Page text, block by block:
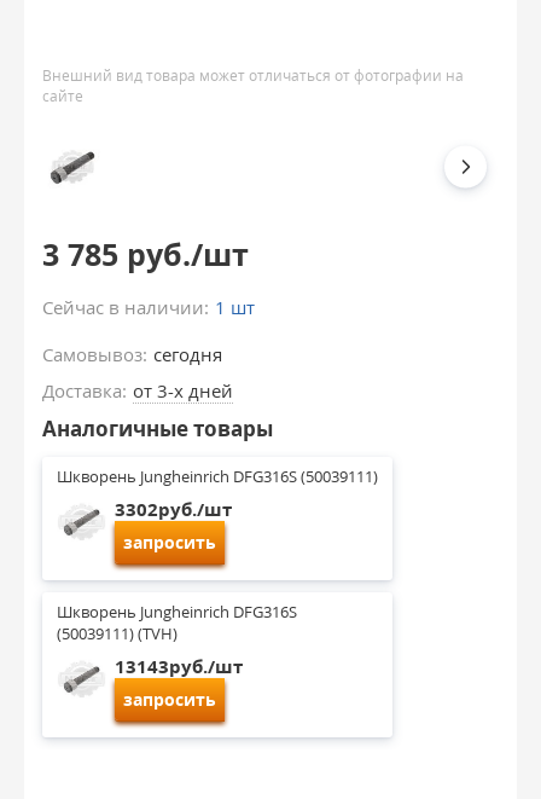
Внешний вид товара может отличаться от фотографии на
сайте
3 785 руб./шт
Сейчас в наличии: 1 шт
Самовывоз: сегодня
Доставка: от 3-х дней
Аналогичные товары
Шкворень Jungheinrich DFG316S (50039111)
3302руб./шт
запросить
Шкворень Jungheinrich DFG316S
(50039111) (TVH)
13143руб./шт
запросить